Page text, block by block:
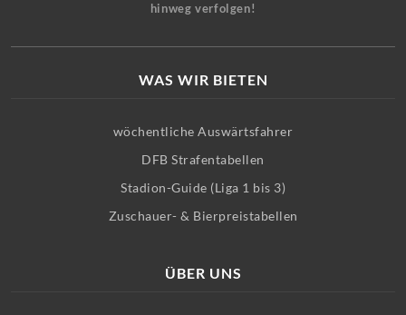
hinweg verfolgen!
WAS WIR BIETEN
wöchentliche Auswärtsfahrer
DFB Strafentabellen
Stadion-Guide (Liga 1 bis 3)
Zuschauer- & Bierpreistabellen
ÜBER UNS